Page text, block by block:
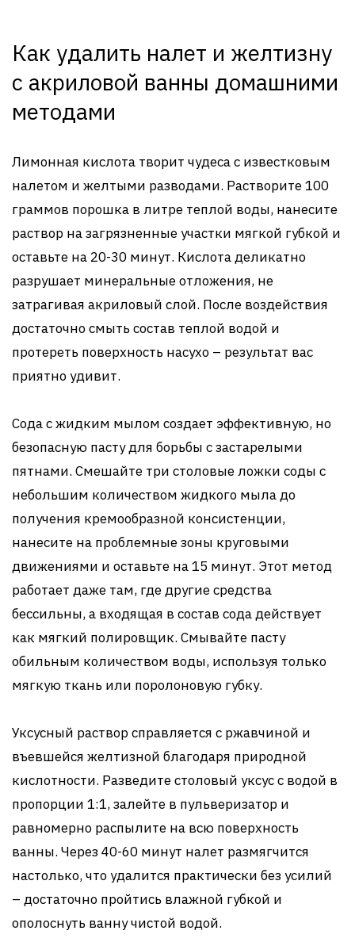
Как удалить налет и желтизну
с акриловой ванны домашними
методами
Лимонная кислота творит чудеса с известковым
налетом и желтыми разводами. Растворите 100
граммов порошка в литре теплой воды, нанесите
раствор на загрязненные участки мягкой губкой и
оставьте на 20-30 минут. Кислота деликатно
разрушает минеральные отложения, не
затрагивая акриловый слой. После воздействия
достаточно смыть состав теплой водой и
протереть поверхность насухо – результат вас
приятно удивит.
Сода с жидким мылом создает эффективную, но
безопасную пасту для борьбы с застарелыми
пятнами. Смешайте три столовые ложки соды с
небольшим количеством жидкого мыла до
получения кремообразной консистенции,
нанесите на проблемные зоны круговыми
движениями и оставьте на 15 минут. Этот метод
работает даже там, где другие средства
бессильны, а входящая в состав сода действует
как мягкий полировщик. Смывайте пасту
обильным количеством воды, используя только
мягкую ткань или поролоновую губку.
Уксусный раствор справляется с ржавчиной и
въевшейся желтизной благодаря природной
кислотности. Разведите столовый уксус с водой в
пропорции 1:1, залейте в пульверизатор и
равномерно распылите на всю поверхность
ванны. Через 40-60 минут налет размягчится
настолько, что удалится практически без усилий
– достаточно пройтись влажной губкой и
ополоснуть ванну чистой водой.